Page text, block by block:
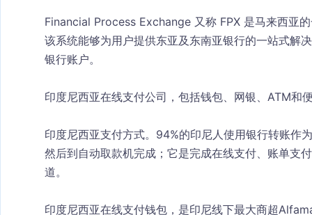
Financial Process Exchange 又称 FPX 是马来西亚
该系统能够为用户提供东亚及东南亚银行的一站式解
银行账户。
印度尼西亚在线支付公司，包括钱包、网银、ATM和
印度尼西亚支付方式。94%的印尼人使用银行转账作
然后到自动取款机完成；它是完成在线支付、账单支
道。
印度尼西亚在线支付钱包，是印尼线下最大商超